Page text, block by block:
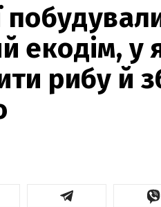
екодім, у
рибу й